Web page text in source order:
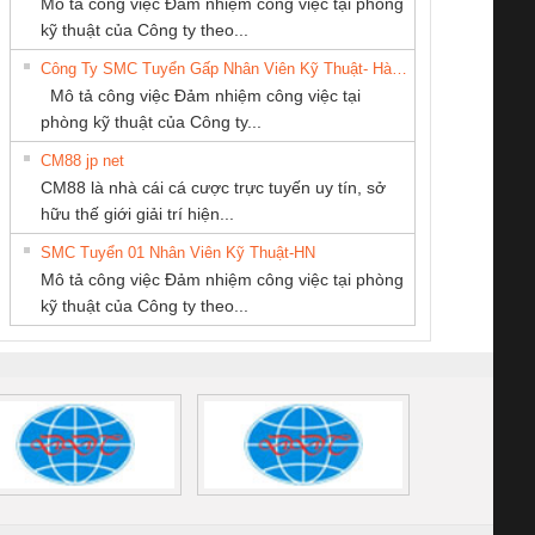
Contact
– PSR-
SCP-
FSP/2X1/1X2
sát chuỗi
tấm pin
16I+
(2502520000)
tấm pin
TRANSCLINIC 16I+
1K5 L (2433950000)
TRANSCLINIC 16I+
(2008130000)
điện TRANSCLINIC
BKE 1K5.4
(7791400879)2. Giá
Nẹp nhôm chống
trơn Đà Nẵng
Ba Miền
THƯƠNG MẠI
DỊCH VỤ KỸ
THUẬT ĐIỆN CƠ
GIA HƯNG PHÁT
SUPPLY
CÔNG TY TNHH
THƯƠNG MẠI
THIÊN ÂN VIỆT
NAM
PHẦN TỰ ĐỘNG
TIẾN HƯNG
TM-DV DAI DONG
kỹ thuật của Công ty theo...
Công Ty SMC Tuyển Gấp Nhân Viên Kỹ Thuật- Hà Nội
Mô tả công việc Đảm nhiệm công việc tại
phòng kỹ thuật của Công ty...
CM88 jp net
CM88 là nhà cái cá cược trực tuyến uy tín, sở
hữu thế giới giải trí hiện...
SMC Tuyển 01 Nhân Viên Kỹ Thuật-HN
Mô tả công việc Đảm nhiệm công việc tại phòng
kỹ thuật của Công ty theo...